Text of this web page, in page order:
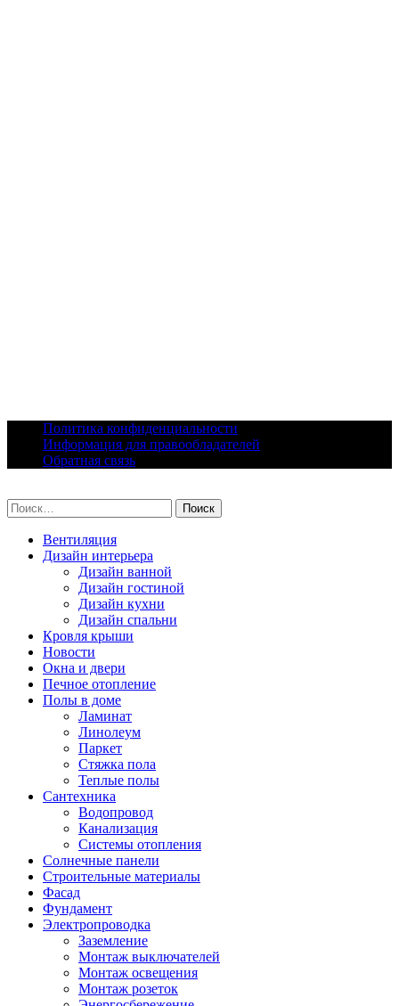
content
Политика конфиденциальности
Информация для правообладателей
Обратная связь
Найти:
Вентиляция
Дизайн интерьера
Дизайн ванной
Дизайн гостиной
Дизайн кухни
Дизайн спальни
Кровля крыши
Новости
Окна и двери
Печное отопление
Полы в доме
Ламинат
Линолеум
Паркет
Стяжка пола
Теплые полы
Сантехника
Водопровод
Канализация
Системы отопления
Солнечные панели
Строительные материалы
Фасад
Фундамент
Электропроводка
Заземление
Монтаж выключателей
Монтаж освещения
Монтаж розеток